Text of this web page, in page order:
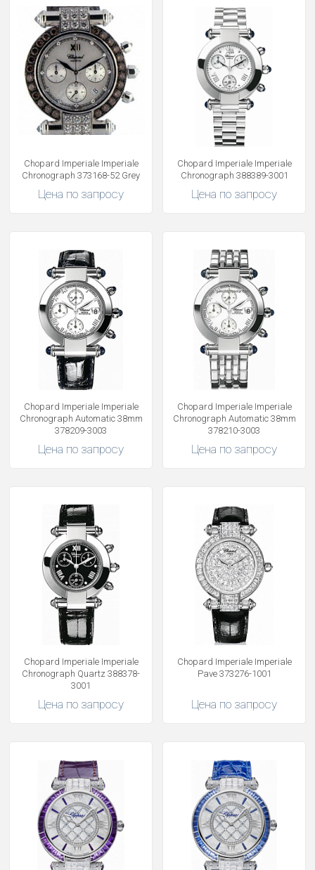
Chopard Imperiale Imperiale
Chronograph 373168-52 Grey
Цена по запросу
Chopard Imperiale Imperiale
Chronograph 388389-3001
Цена по запросу
Chopard Imperiale Imperiale
Chronograph Automatic 38mm
378209-3003
Цена по запросу
Chopard Imperiale Imperiale
Chronograph Automatic 38mm
378210-3003
Цена по запросу
Chopard Imperiale Imperiale
Chronograph Quartz 388378-
3001
Цена по запросу
Chopard Imperiale Imperiale
Pave 373276-1001
Цена по запросу